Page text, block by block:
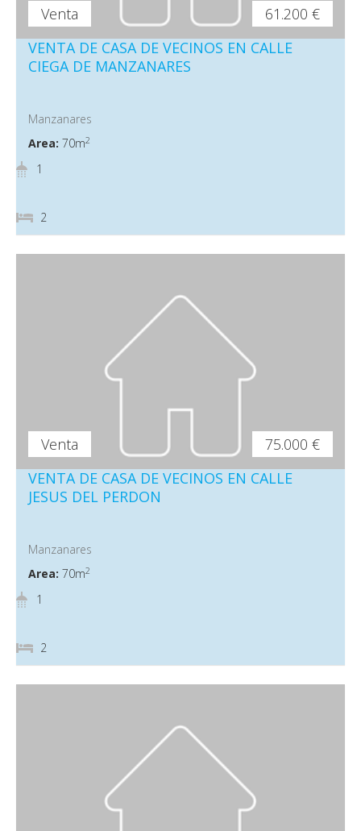
Venta
61.200 €
VENTA DE CASA DE VECINOS EN CALLE
CIEGA DE MANZANARES
Manzanares
Area: 70m2
1
2
Venta
75.000 €
VENTA DE CASA DE VECINOS EN CALLE
JESUS DEL PERDON
Manzanares
Area: 70m2
1
2